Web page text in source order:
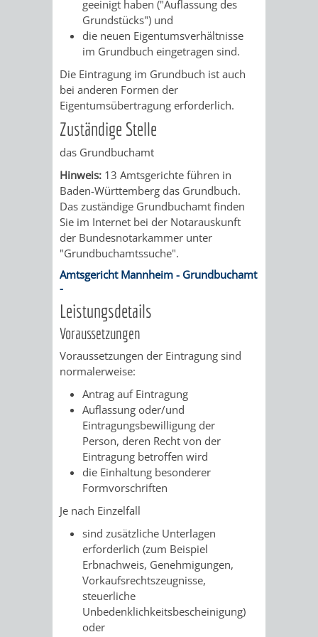
HILFE
MENSCHEN
MIT
BEHINDERUNG
MENSCHEN
MIT
DEMENZ
MIGRANTEN
/
FLÜCHTLINGE
BAUHERREN
BAUHERRENBERATUNG
GRUNDSTÜCKSWERTERMITTLUNG
DENKMALSCHUTZ
AUFGABEN
DER
UNTEREN
DENKMALSCHUTZBEHÖRDE
STEUERVORTEILE
IM
BEREICH
DENKMALSCHUTZ
GENEHMIGUNGSVERFAHREN
TAG
DES
OFFENEN
DENKMALS
VERKAUF
STÄDTISCHER
BAUPLÄTZE
VERKAUF
/
LIEGENSCHAFTEN
ABWASSERBESEITIGUNG
ANTRAGSVERFAHREN
VERMIETE
DOCH
BERATUNGSERGEBNISSE
TAGESORDNUNG
/
SITZUNGSUNTERLAGEN
UMLEGUNGSAUSSCHUSS
BERATENDE
RATHAUS
DEZERNATE
geeinigt haben ("Auflassung des
Grundstücks") und
die neuen Eigentumsverhältnisse
im Grundbuch eingetragen sind.
Die Eintragung im Grundbuch ist auch
bei anderen Formen der
Eigentumsübertragung erforderlich.
Zuständige Stelle
das Grundbuchamt
Hinweis: 13 Amtsgerichte führen in
Baden-Württemberg das Grundbuch.
Das zuständige Grundbuchamt finden
Sie im Internet bei der Notarauskunft
der Bundesnotarkammer unter
"Grundbuchamtssuche".
Amtsgericht Mannheim - Grundbuchamt
-
Leistungsdetails
Voraussetzungen
Voraussetzungen der Eintragung sind
normalerweise:
Antrag auf Eintragung
Auflassung oder/und
Eintragungsbewilligung der
Person, deren Recht von der
Eintragung betroffen wird
die Einhaltung besonderer
Formvorschriften
Je nach Einzelfall
sind zusätzliche Unterlagen
erforderlich (zum Beispiel
Erbnachweis, Genehmigungen,
Vorkaufsrechtszeugnisse,
steuerliche
Unbedenklichkeitsbescheinigung)
oder